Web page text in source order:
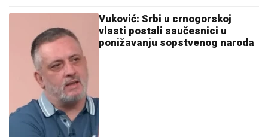
Vuković: Srbi u crnogorskoj
vlasti postali saučesnici u
ponižavanju sopstvenog naroda